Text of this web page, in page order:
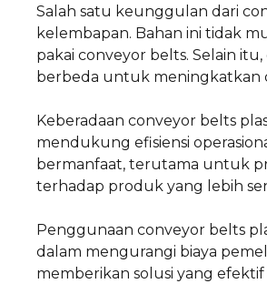
Salah satu keunggulan dari
kelembapan. Bahan ini tidak
pakai conveyor belts. Selain
berbeda untuk meningkatkan
Keberadaan conveyor belts
mendukung efisiensi
bermanfaat, terutama untuk
terhadap produk yang lebih
Penggunaan conveyor belts
dalam mengurangi biaya
memberikan solusi yang